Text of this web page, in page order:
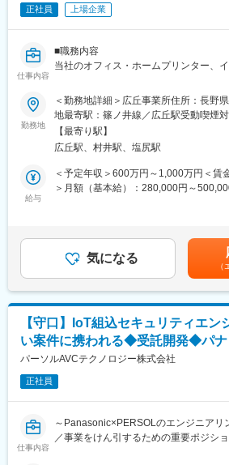
・仲介手数料：家賃の1か月分以内であ
・サプライチェーン全体へのセキュリ
管理
・外部コンサルタントや業界団体との
方針の策定
本業務は、CRA対応の中核を担う重要
バル市場での製品競争力維持に直結す
◆本ポジションの魅力
・欧州法規制（CRA等）への対応経験
ライアンス力の習得
・経営層との連携を通じた戦略的思考
・海外市場対応力（CEマーキング取得
の強化
将来的には、製品セキュリティ責任者
ー）やグローバル規制対応の統括責任
門職へのキャリア展開が可能
変更の範囲：会社の定める業務
正社員 上場企業
仕事内容
■職務内容
当社のオフィス・ホームプリンター、
を対象に、製品セキュリティの企画・
設計・実装だけでなく、上流の企画検
品ライフサイクル全体に関われることが
ご経験・スキルに応じて、以下の業務
す。
具体的な業務内容としては下記を想定
1）製品セキュリティ機能に関する顧客
対応推進（新機能の検討、既存製品へ
3）ISO等の製品セキュリティ関連認証
係部門との連携、監査対応、プロセス
■本ポジションの魅力
・プリンター／ロボット／プロジェク
・ハード×ソフト×ネットワークを横断
リティ経験
可能
・セキュリティを「守り」ではなく製
勤務地
＜勤務地詳細＞広丘事業所住所：長野
地最寄駅：篠ノ井線／広丘駅受動喫煙
範囲：会社の定める事業所
【最寄り駅】
広丘駅、村井駅、塩尻駅
給与
＜予定年収＞600万円～1,000万円＜賃
＞月額（基本給）：280,000円～
具体的な金額については、採用内定通
す。・昇給：年1回・賞与：年2回（6
も目安の金額であり、選考を通じて上
月給(月額)は固定手当を含めた表記です
気になる
【守口】IoT組込セキュリティエ
い案件に携われる◆受託開発◆パナ
パーソルAVCテクノロジー株式会社
正社員
仕事内容
～Panasonic×PERSOLのエンジニアリ
／事業をけん引するための重要ポジシ